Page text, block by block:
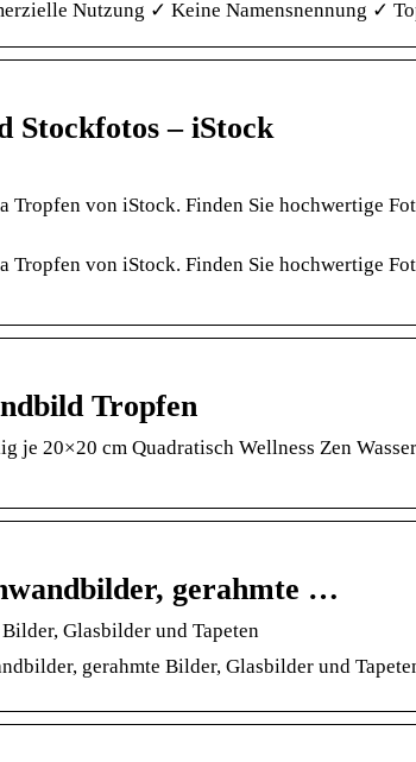
Nutzung ✓ Keine Namensnennung ✓
Stockfotos – iStock
von iStock. Finden Sie hochwertige
von iStock. Finden Sie hochwertige
Tropfen
20×20 cm Quadratisch Wellness Zen
gerahmte …
Glasbilder und Tapeten
gerahmte Bilder, Glasbilder und